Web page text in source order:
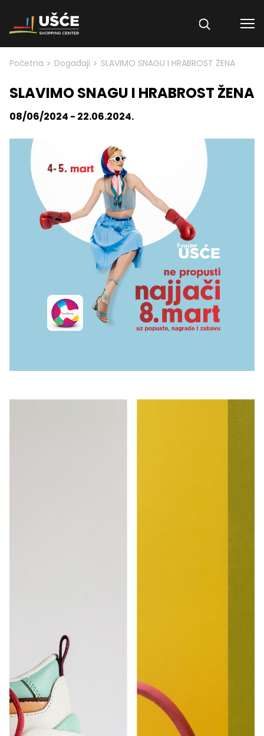
Skip to content
Početna > Događaji > SLAVIMO SNAGU I HRABROST ŽENA
SLAVIMO SNAGU I HRABROST ŽENA
08/06/2024 - 22.06.2024.